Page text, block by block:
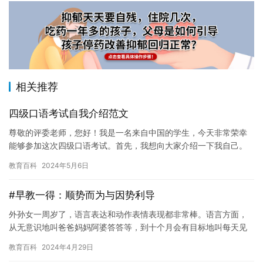
相关推荐
四级口语考试自我介绍范文
尊敬的评委老师，您好！我是一名来自中国的学生，今天非常荣幸
能够参加这次四级口语考试。首先，我想向大家介绍一下我自己。
通…
教育百科 2024年5月6日
#早教一得：顺势而为与因势利导
外孙女一周岁了，语言表达和动作表情表现都非常棒。语言方面，
从无意识地叫爸爸妈妈阿婆答答等，到十个月会有目标地叫每天见
奶…
教育百科 2024年4月29日